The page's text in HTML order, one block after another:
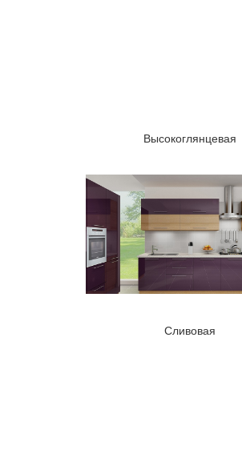
Высокоглянцевая
Сливовая